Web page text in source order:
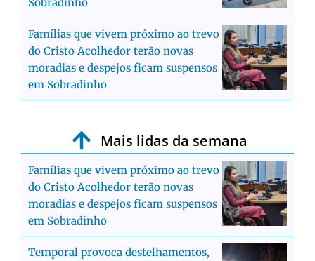
Famílias que vivem próximo ao trevo
do Cristo Acolhedor terão novas
moradias e despejos ficam suspensos
em Sobradinho
Mais lidas da semana
Famílias que vivem próximo ao trevo
do Cristo Acolhedor terão novas
moradias e despejos ficam suspensos
em Sobradinho
Temporal provoca destelhamentos,